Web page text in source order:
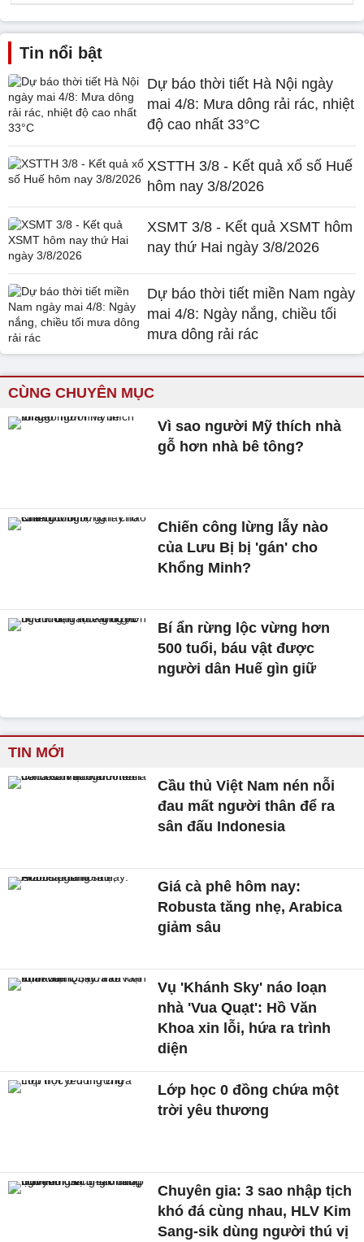
Tin nổi bật
Dự báo thời tiết Hà Nội ngày
mai 4/8: Mưa dông rải rác, nhiệt
độ cao nhất 33°C
XSTTH 3/8 - Kết quả xổ số Huế
hôm nay 3/8/2026
XSMT 3/8 - Kết quả XSMT hôm
nay thứ Hai ngày 3/8/2026
Dự báo thời tiết miền Nam ngày
mai 4/8: Ngày nắng, chiều tối
mưa dông rải rác
CÙNG CHUYÊN MỤC
Vì sao người Mỹ thích nhà
gỗ hơn nhà bê tông?
Chiến công lừng lẫy nào
của Lưu Bị bị 'gán' cho
Khổng Minh?
Bí ẩn rừng lộc vừng hơn
500 tuổi, báu vật được
người dân Huế gìn giữ
TIN MỚI
Cầu thủ Việt Nam nén nỗi
đau mất người thân để ra
sân đấu Indonesia
Giá cà phê hôm nay:
Robusta tăng nhẹ, Arabica
giảm sâu
Vụ 'Khánh Sky' náo loạn
nhà 'Vua Quạt': Hồ Văn
Khoa xin lỗi, hứa ra trình
diện
Lớp học 0 đồng chứa một
trời yêu thương
Chuyên gia: 3 sao nhập tịch
khó đá cùng nhau, HLV Kim
Sang-sik dùng người thú vị